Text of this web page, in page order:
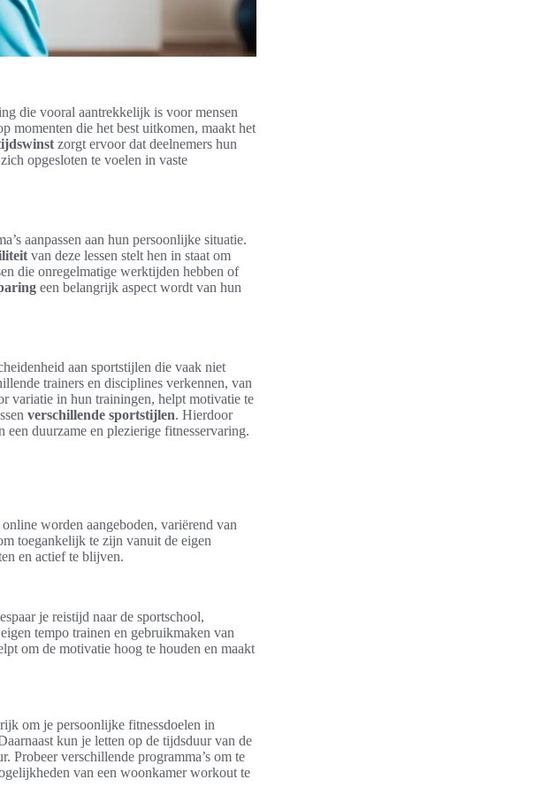
die vooral aantrekkelijk is voor mensen
momenten die het best uitkomen, maakt het
zorgt ervoor dat deelnemers hun
opgesloten te voelen in vaste
aanpassen aan hun persoonlijke situatie.
van deze lessen stelt hen in staat om
die onregelmatige werktijden hebben of
een belangrijk aspect wordt van hun
aan sportstijlen die vaak niet
trainers en disciplines verkennen, van
variatie in hun trainingen, helpt motivatie te
verschillende sportstijlen. Hierdoor
duurzame en plezierige fitnesservaring.
worden aangeboden, variërend van
toegankelijk te zijn vanuit de eigen
en actief te blijven.
je reistijd naar de sportschool,
tempo trainen en gebruikmaken van
om de motivatie hoog te houden en maakt
om je persoonlijke fitnessdoelen in
kun je letten op de tijdsduur van de
Probeer verschillende programma’s om te
van een woonkamer workout te